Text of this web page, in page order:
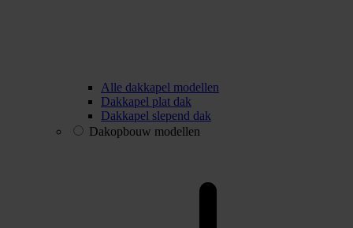
Alle dakkapel modellen
Dakkapel plat dak
Dakkapel slepend dak
Dakopbouw modellen